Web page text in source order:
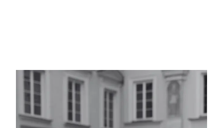
kitų sričių atstovais, kurie padėjo įgyti
reikiamų žinių bei suprasti vaistininko rolę
ir tarpdiscipliniškumo svarbą sveikatos
srityje. Antra – įdomūs praktiniai
užsiėmimai įvairiose disciplinose ir